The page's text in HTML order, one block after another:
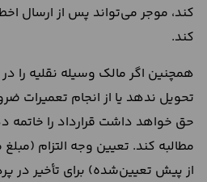
کند، موجر می‌تواند پس از ارسال
کند.
همچنین اگر مالک وسیله نقلیه را
تحویل ندهد یا از انجام تعمیرات
حق خواهد داشت قرارداد را خاتمه
مطالبه کند. تعیین وجه التزام
از پیش تعیین‌شده) برای تأخیر در